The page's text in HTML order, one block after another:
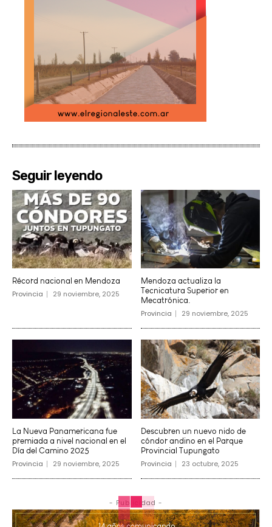
Seguir leyendo
Récord nacional en Mendoza
Provincia 29 noviembre, 2025
Mendoza actualiza la
Tecnicatura Superior en
Mecatrónica.
Provincia 29 noviembre, 2025
La Nueva Panamericana fue
premiada a nivel nacional en el
Día del Camino 2025
Provincia 29 noviembre, 2025
Descubren un nuevo nido de
cóndor andino en el Parque
Provincial Tupungato
Provincia 23 octubre, 2025
- Publicidad -